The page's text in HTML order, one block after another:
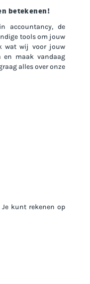
betekenen!
accountancy, de
tools om jouw
wat wij voor jouw
en maak vandaag
alles over onze
kunt rekenen op